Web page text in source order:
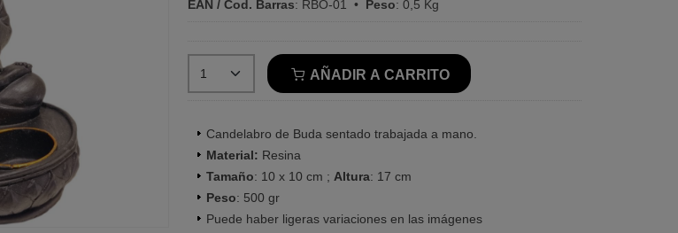
EAN / Cod. Barras: RBO-01 • Peso: 0,5 Kg
AÑADIR A CARRITO
Candelabro de Buda sentado trabajada a mano.
Material: Resina
Tamaño: 10 x 10 cm ; Altura: 17 cm
Peso: 500 gr
Puede haber ligeras variaciones en las imágenes